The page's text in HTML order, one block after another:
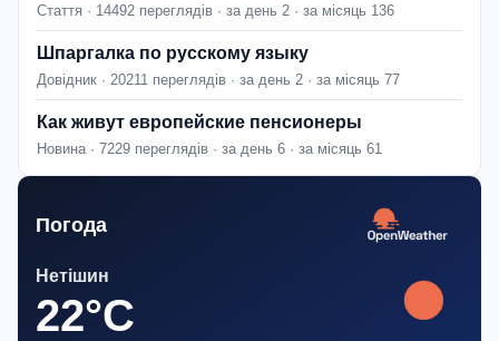
Стаття · 14492 переглядів · за день 2 · за місяць 136
Шпаргалка по русскому языку
Довідник · 20211 переглядів · за день 2 · за місяць 77
Как живут европейские пенсионеры
Новина · 7229 переглядів · за день 6 · за місяць 61
Погода
Нетішин
22°C